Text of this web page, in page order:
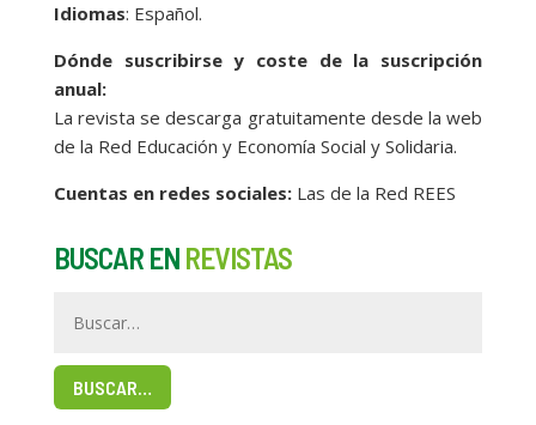
Idiomas: Español.
Dónde suscribirse y coste de la suscripción
anual:
La revista se descarga gratuitamente desde la web
de la Red Educación y Economía Social y Solidaria.
Cuentas en redes sociales: Las de la Red REES
BUSCAR EN REVISTAS
BUSCAR…